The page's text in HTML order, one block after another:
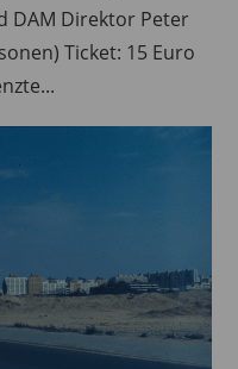
DAM Direktor Peter
Ticket: 15 Euro